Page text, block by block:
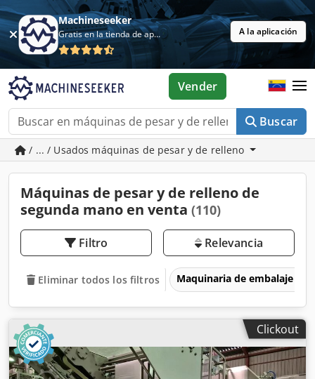
Machineseeker
Gratis en la tienda de aplicaciones A la aplicación
Buscar
Vender
/ ... / Usados máquinas de pesar y de relleno
Máquinas de pesar y de relleno de
segunda mano en venta (110)
Filtro Relevancia
Eliminar todos los filtros Maquinaria de embalaje
Clickout